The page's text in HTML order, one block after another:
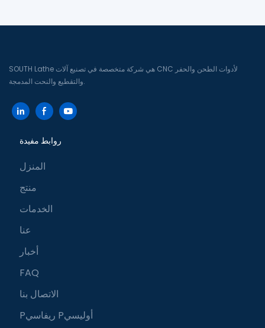
SOUTH Lathe هي شركة متخصصة في تصنيع آلات CNC لأدوات الطحن والحفر
والتقطيع والنحت المدمجة.
روابط مفيدة
المنزل
منتج
الخدمات
عنا
أخبار
FAQ
الاتصال بنا
Pريفاسي Pأوليسي